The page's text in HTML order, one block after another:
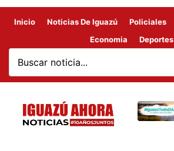
Inicio Noticias De Iguazú Policiales
Economia
Deportes